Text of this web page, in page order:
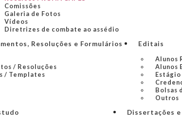
Comissões
Galeria de Fotos
Vídeos
Diretrizes de combate ao assédio
Resoluções e Formulários
/ Resoluções
/ Templates
Editais
Alunos
Alunos
Bolsas
Outros
Dissertações e